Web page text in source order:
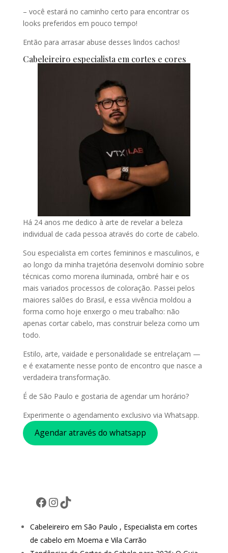
– você estará no caminho certo para encontrar os
looks preferidos em pouco tempo!
Então para arrasar abuse desses lindos cachos!
Cabeleireiro especialista em cortes e cores
Há 24 anos me dedico à arte de revelar a beleza
individual de cada pessoa através do corte de cabelo.
Sou especialista em cortes femininos e masculinos, e
ao longo da minha trajetória desenvolvi domínio sobre
técnicas como morena iluminada, ombré hair e os
mais variados processos de coloração. Passei pelos
maiores salões do Brasil, e essa vivência moldou a
forma como hoje enxergo o meu trabalho: não
apenas cortar cabelo, mas construir beleza como um
todo.
Estilo, arte, vaidade e personalidade se entrelaçam —
e é exatamente nesse ponto de encontro que nasce a
verdadeira transformação.
É de São Paulo e gostaria de agendar um horário?
Experimente o agendamento exclusivo via Whatsapp.
Agendar através do whatsapp
Facebook
Instagram
TikTok
Cabeleireiro em São Paulo , Especialista em cortes
de cabelo em Moema e Vila Carrão